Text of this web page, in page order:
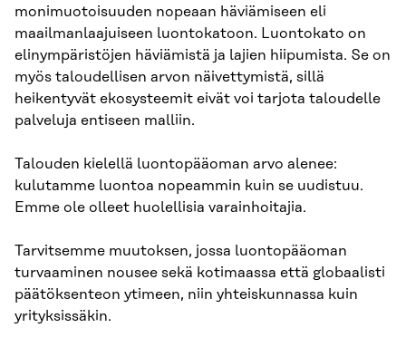
monimuotoisuuden nopeaan häviämiseen eli
maailmanlaajuiseen luontokatoon. Luontokato on
elinympäristöjen häviämistä ja lajien hiipumista. Se on
myös taloudellisen arvon näivettymistä, sillä
heikentyvät ekosysteemit eivät voi tarjota taloudelle
palveluja entiseen malliin.
Talouden kielellä luontopääoman arvo alenee:
kulutamme luontoa nopeammin kuin se uudistuu.
Emme ole olleet huolellisia varainhoitajia.
Tarvitsemme muutoksen, jossa luontopääoman
turvaaminen nousee sekä kotimaassa että globaalisti
päätöksenteon ytimeen, niin yhteiskunnassa kuin
yrityksissäkin.